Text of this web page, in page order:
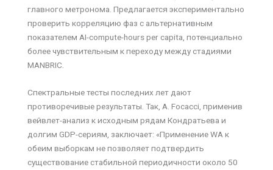
главного метронома. Предлагается экспериментально
проверить корреляцию фаз с альтернативным
показателем AI-compute-hours per capita, потенциально
более чувствительным к переходу между стадиями
MANBRIC.
Спектральные тесты последних лет дают
противоречивые результаты. Так, A. Focacci, применив
вейвлет-анализ к исходным рядам Кондратьева и
долгим GDP-сериям, заключает: «Применение WA к
обеим выборкам не позволяет подтвердить
существование стабильной периодичности около 50